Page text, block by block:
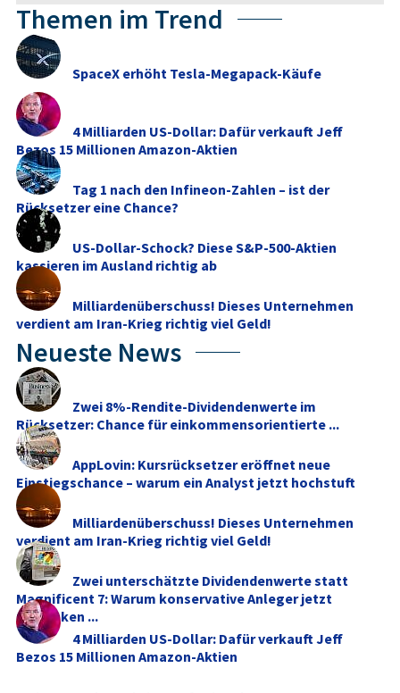
Themen im Trend
SpaceX erhöht Tesla-Megapack-Käufe
4 Milliarden US-Dollar: Dafür verkauft Jeff
Bezos 15 Millionen Amazon-Aktien
Tag 1 nach den Infineon-Zahlen – ist der
Rücksetzer eine Chance?
US-Dollar-Schock? Diese S&P-500-Aktien
kassieren im Ausland richtig ab
Milliardenüberschuss! Dieses Unternehmen
verdient am Iran-Krieg richtig viel Geld!
Neueste News
Zwei 8%-Rendite-Dividendenwerte im
Rücksetzer: Chance für einkommensorientierte ...
AppLovin: Kursrücksetzer eröffnet neue
Einstiegschance – warum ein Analyst jetzt hochstuft
Milliardenüberschuss! Dieses Unternehmen
verdient am Iran-Krieg richtig viel Geld!
Zwei unterschätzte Dividendenwerte statt
Magnificent 7: Warum konservative Anleger jetzt
umdenken ...
4 Milliarden US-Dollar: Dafür verkauft Jeff
Bezos 15 Millionen Amazon-Aktien